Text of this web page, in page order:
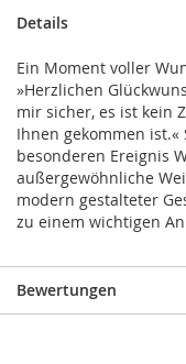
Details
Ein Moment voller
»Herzlichen
mir sicher, es ist kein
Ihnen gekommen
besonderen Ereignis
außergewöhnliche
modern gestalteter
zu einem wichtigen
Bewertungen